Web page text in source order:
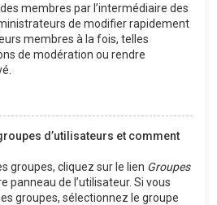
membres par l’intermédiaire des
de modifier rapidement
membres à la fois, telles
de modération ou rendre
d’utilisateurs et comment
groupes, cliquez sur le lien Groupes
panneau de l’utilisateur. Si vous
groupes, sélectionnez le groupe